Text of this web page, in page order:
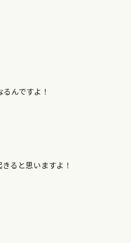
んですよ！
ると思いますよ！